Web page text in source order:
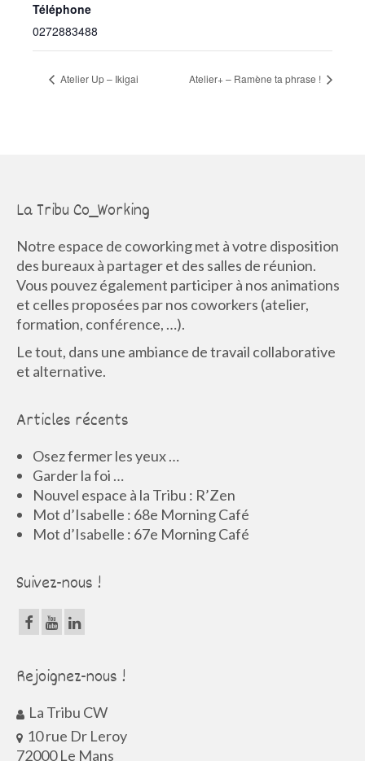
Téléphone
0272883488
Atelier Up – Ikigai Atelier+ – Ramène ta phrase !
La Tribu Co_Working
Notre espace de coworking met à votre disposition
des bureaux à partager et des salles de réunion.
Vous pouvez également participer à nos animations
et celles proposées par nos coworkers (atelier,
formation, conférence, …).
Le tout, dans une ambiance de travail collaborative
et alternative.
Articles récents
Osez fermer les yeux …
Garder la foi …
Nouvel espace à la Tribu : R’Zen
Mot d’Isabelle : 68e Morning Café
Mot d’Isabelle : 67e Morning Café
Suivez-nous !
Rejoignez-nous !
La Tribu CW
10 rue Dr Leroy
72000 Le Mans